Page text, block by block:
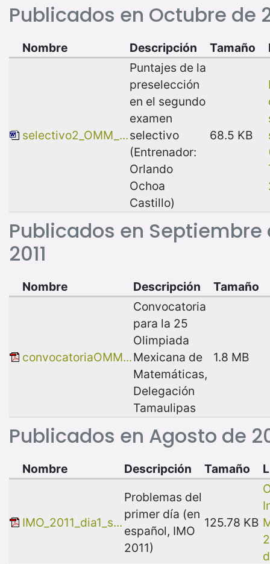
Publicados en Octubre de
Publicados en Septiembre
2011
Nombre Descripción Tamaño
selectivo2_OMM_...
Puntajes de la
preselección
en el segundo
examen
selectivo
(Entrenador:
Orlando
Ochoa
Castillo)
68.5 KB
Publicados en Agosto de
Nombre Descripción Tamaño
convocatoriaOMM...
Convocatoria
para la 25
Olimpiada
Mexicana de
Matemáticas,
Delegación
Tamaulipas
1.8 MB
Nombre Descripción Tamaño
IMO_2011_dia1_s...
Problemas del
primer día (en
español, IMO
2011)
125.78 KB